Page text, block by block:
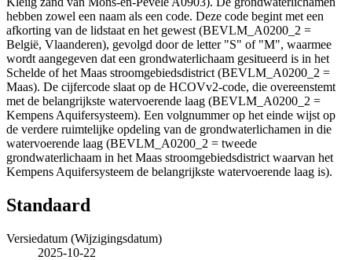
hebben zowel een naam als een code. Deze code begint met een
afkorting van de lidstaat en het gewest (BEVLM_A0200_2 =
België, Vlaanderen), gevolgd door de letter "S" of "M", waarmee
wordt aangegeven dat een grondwaterlichaam gesitueerd is in het
Schelde of het Maas stroomgebiedsdistrict (BEVLM_A0200_2 =
Maas). De cijfercode slaat op de HCOVv2-code, die overeenstemt
met de belangrijkste watervoerende laag (BEVLM_A0200_2 =
Kempens Aquifersysteem). Een volgnummer op het einde wijst op
de verdere ruimtelijke opdeling van de grondwaterlichamen in die
watervoerende laag (BEVLM_A0200_2 = tweede
grondwaterlichaam in het Maas stroomgebiedsdistrict waarvan het
Kempens Aquifersysteem de belangrijkste watervoerende laag is).
Standaard
Versiedatum (Wijzigingsdatum)
2025-10-22